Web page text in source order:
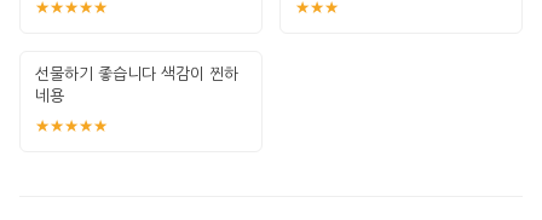
★★★★★
★★★
선물하기 좋습니다 색감이 찐하
네용
★★★★★